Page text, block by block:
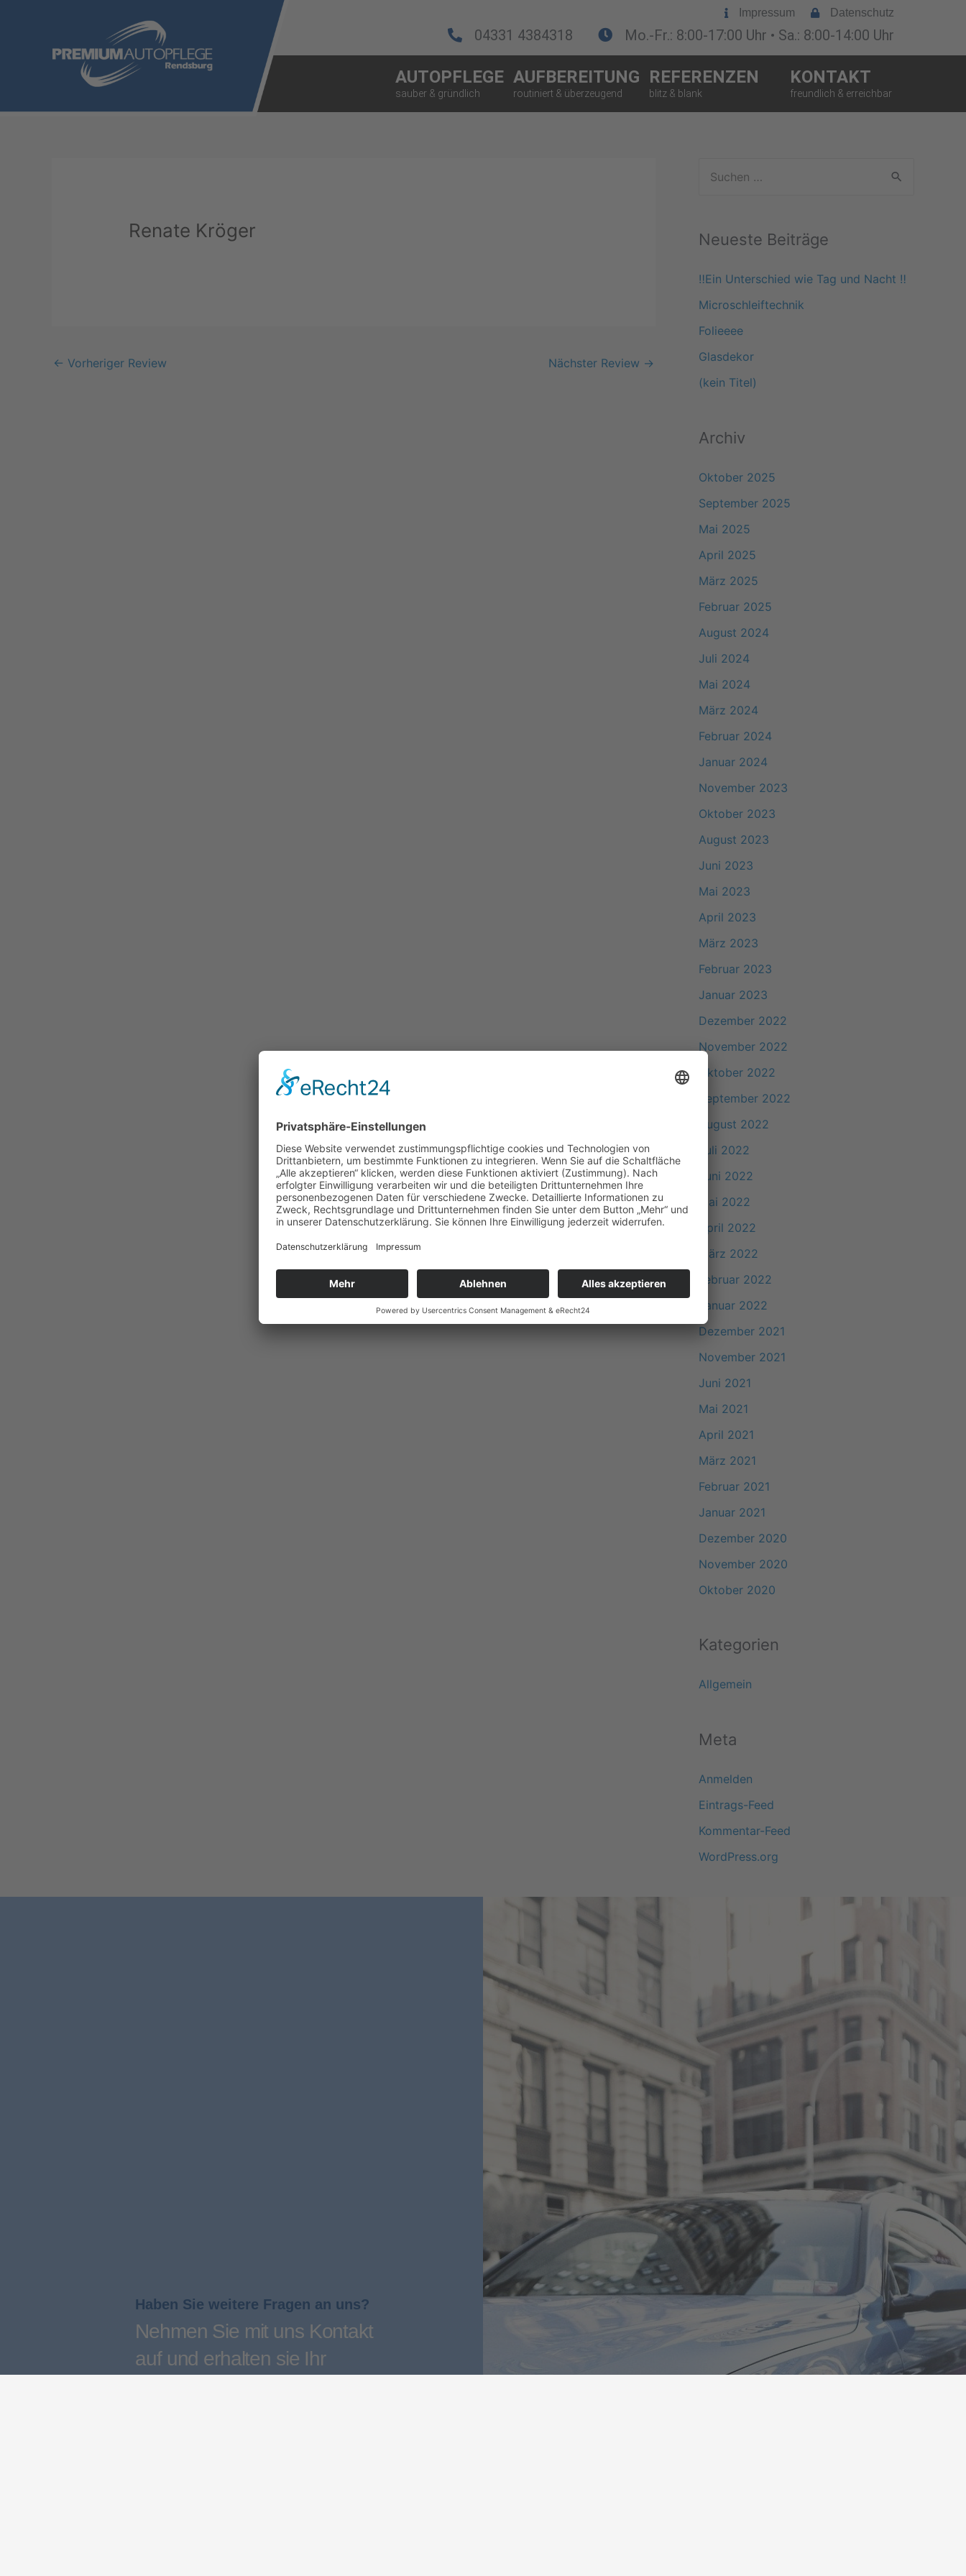
Impressum Datenschutz
04331 4384318 Mo.-Fr.: 8:00-17:00 Uhr • Sa.: 8:00-14:00 Uhr
AUTOPFLEGE AUFBEREITUNG REFERENZEN KONTAKT
Renate Kröger
← Vorheriger Review Nächster Review →
h
e
c
h
Neueste Beiträge
‼️Ein Unterschied wie Tag und Nacht ‼️
Microschleiftechnik
Folieeee
Glasdekor
(kein Titel)
Archiv
Oktober 2025
September 2025
Mai 2025
April 2025
März 2025
Februar 2025
August 2024
Juli 2024
Mai 2024
März 2024
Februar 2024
Januar 2024
November 2023
Oktober 2023
August 2023
Juni 2023
Mai 2023
April 2023
März 2023
Februar 2023
Januar 2023
Dezember 2022
November 2022
Oktober 2022
September 2022
August 2022
Juli 2022
Juni 2022
Mai 2022
April 2022
März 2022
Februar 2022
Januar 2022
Dezember 2021
November 2021
Juni 2021
Mai 2021
April 2021
März 2021
Februar 2021
Januar 2021
Dezember 2020
November 2020
Oktober 2020
Kategorien
Allgemein
Meta
Anmelden
Eintrags-Feed
Kommentar-Feed
WordPress.org
Haben Sie weitere Fragen an uns?
Nehmen Sie mit uns Kontakt
auf und erhalten sie Ihr